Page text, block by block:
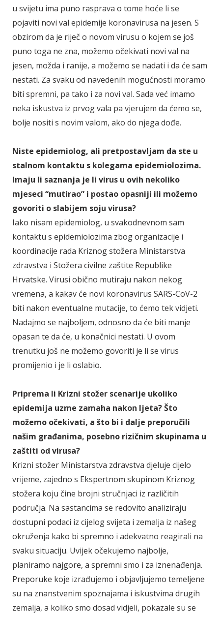
u svijetu ima puno rasprava o tome hoće li se
pojaviti novi val epidemije koronavirusa na jesen. S
obzirom da je riječ o novom virusu o kojem se još
puno toga ne zna, možemo očekivati novi val na
jesen, možda i ranije, a možemo se nadati i da će sam
nestati. Za svaku od navedenih mogućnosti moramo
biti spremni, pa tako i za novi val. Sada već imamo
neka iskustva iz prvog vala pa vjerujem da ćemo se,
bolje nositi s novim valom, ako do njega dođe.
Niste epidemiolog, ali pretpostavljam da ste u
stalnom kontaktu s kolegama epidemiolozima.
Imaju li saznanja je li virus u ovih nekoliko
mjeseci “mutirao” i postao opasniji ili možemo
govoriti o slabijem soju virusa?
Iako nisam epidemiolog, u svakodnevnom sam
kontaktu s epidemiolozima zbog organizacije i
koordinacije rada Kriznog stožera Ministarstva
zdravstva i Stožera civilne zaštite Republike
Hrvatske. Virusi obično mutiraju nakon nekog
vremena, a kakav će novi koronavirus SARS-CoV-2
biti nakon eventualne mutacije, to ćemo tek vidjeti.
Nadajmo se najboljem, odnosno da će biti manje
opasan te da će, u konačnici nestati. U ovom
trenutku još ne možemo govoriti je li se virus
promijenio i je li oslabio.
Priprema li Krizni stožer scenarije ukoliko
epidemija uzme zamaha nakon ljeta? Što
možemo očekivati, a što bi i dalje preporučili
našim građanima, posebno rizičnim skupinama u
zaštiti od virusa?
Krizni stožer Ministarstva zdravstva djeluje cijelo
vrijeme, zajedno s Ekspertnom skupinom Kriznog
stožera koju čine brojni stručnjaci iz različitih
područja. Na sastancima se redovito analiziraju
dostupni podaci iz cijelog svijeta i zemalja iz našeg
okruženja kako bi spremno i adekvatno reagirali na
svaku situaciju. Uvijek očekujemo najbolje,
planiramo najgore, a spremni smo i za iznenađenja.
Preporuke koje izrađujemo i objavljujemo temeljene
su na znanstvenim spoznajama i iskustvima drugih
zemalja, a koliko smo dosad vidjeli, pokazale su se